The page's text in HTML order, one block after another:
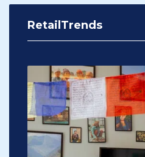
RetailTrends